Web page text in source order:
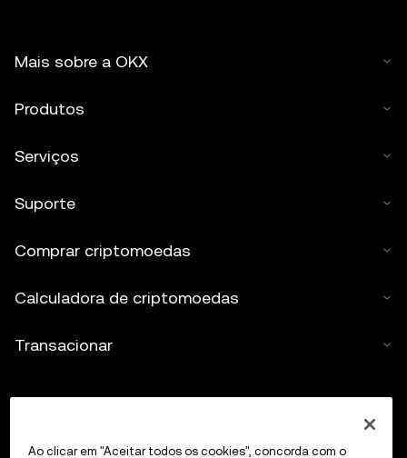
Mais sobre a OKX
Produtos
Serviços
Suporte
Comprar criptomoedas
Calculadora de criptomoedas
Transacionar
Ao clicar em "Aceitar todos os cookies", concorda com o